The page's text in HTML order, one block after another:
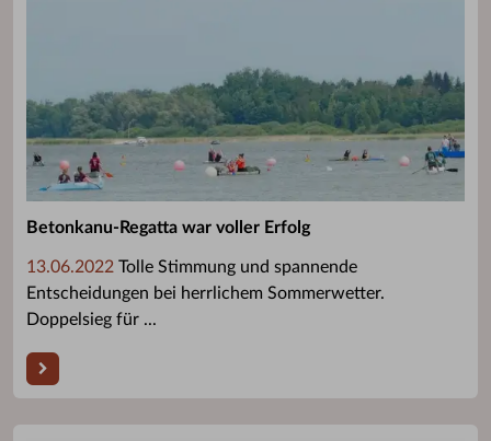
Betonkanu-Regatta war voller Erfolg
13.06.2022 Tolle Stimmung und spannende
Entscheidungen bei herrlichem Sommerwetter.
Doppelsieg für ...